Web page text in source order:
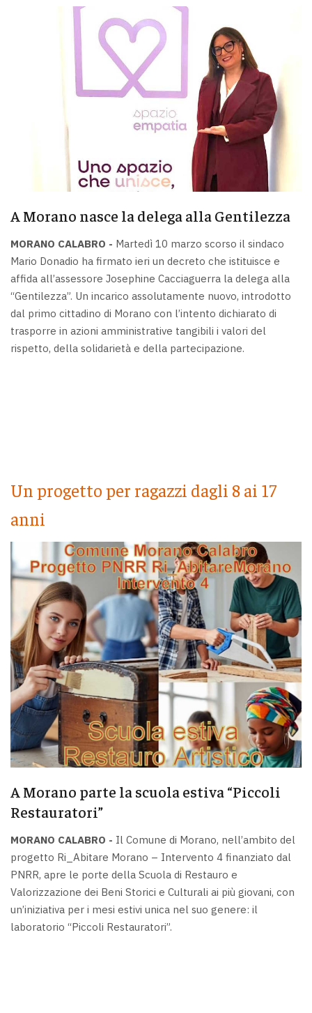
A Morano nasce la delega alla Gentilezza
MORANO CALABRO - Martedì 10 marzo scorso il sindaco
Mario Donadio ha firmato ieri un decreto che istituisce e
affida all’assessore Josephine Cacciaguerra la delega alla
“Gentilezza”. Un incarico assolutamente nuovo, introdotto
dal primo cittadino di Morano con l’intento dichiarato di
trasporre in azioni amministrative tangibili i valori del
rispetto, della solidarietà e della partecipazione.
Un progetto per ragazzi dagli 8 ai 17
anni
A Morano parte la scuola estiva “Piccoli
Restauratori”
MORANO CALABRO - Il Comune di Morano, nell’ambito del
progetto Ri_Abitare Morano – Intervento 4 finanziato dal
PNRR, apre le porte della Scuola di Restauro e
Valorizzazione dei Beni Storici e Culturali ai più giovani, con
un’iniziativa per i mesi estivi unica nel suo genere: il
laboratorio “Piccoli Restauratori”.